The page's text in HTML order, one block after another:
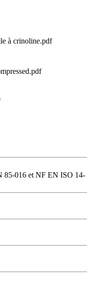
à crinoline.pdf
85-016 et NF EN ISO 14-